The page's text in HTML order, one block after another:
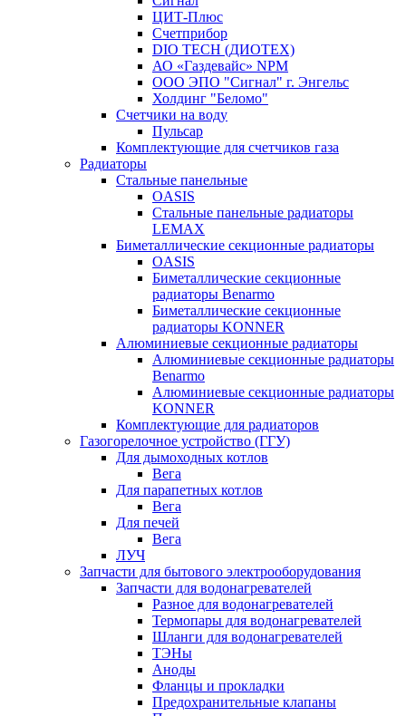
ЦИТ-Плюс
Счетприбор
DIO TECH (ДИОТЕХ)
АО «Газдевайс» NPM
ООО ЭПО "Сигнал" г. Энгельс
Холдинг "Беломо"
Счетчики на воду
Пульсар
Комплектующие для счетчиков газа
Радиаторы
Стальные панельные
OASIS
Стальные панельные радиаторы
LEMAX
Биметаллические секционные радиаторы
OASIS
Биметаллические секционные
радиаторы Benarmo
Биметаллические секционные
радиаторы KONNER
Алюминиевые секционные радиаторы
Алюминиевые секционные радиаторы
Benarmo
Алюминиевые секционные радиаторы
KONNER
Комплектующие для радиаторов
Газогорелочное устройство (ГГУ)
Для дымоходных котлов
Вега
Для парапетных котлов
Вега
Для печей
Вега
ЛУЧ
Запчасти для бытового электрооборудования
Запчасти для водонагревателей
Разное для водонагревателей
Термопары для водонагревателей
Шланги для водонагревателей
ТЭНы
Аноды
Фланцы и прокладки
Предохранительные клапаны